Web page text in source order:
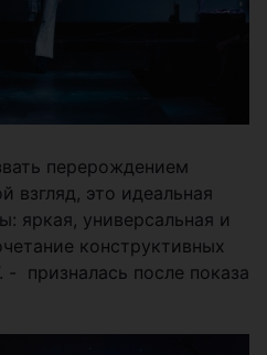
перерождением
взгляд, это идеальная
яркая, универсальная и
конструктивных
- призналась после показа